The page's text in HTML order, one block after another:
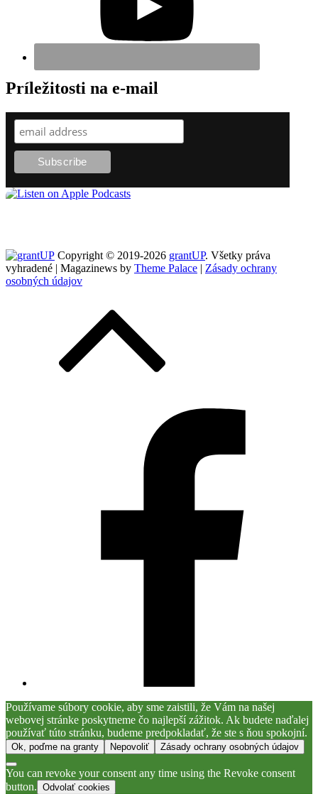
Príležitosti na e-mail
Copyright © 2019-2026 grantUP. Všetky práva
vyhradené | Magazinews by Theme Palace | Zásady ochrany
osobných údajov
Používame súbory cookie, aby sme zaistili, že Vám na našej
webovej stránke poskytneme čo najlepší zážitok. Ak budete naďalej
používať túto stránku, budeme predpokladať, že ste s ňou spokojní.
Ok, poďme na granty Nepovoliť Zásady ochrany osobných údajov
You can revoke your consent any time using the Revoke consent
button. Odvolať cookies